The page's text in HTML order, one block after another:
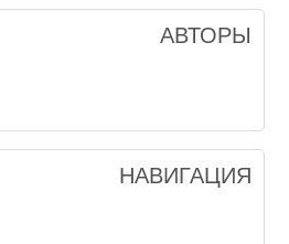
АВТОРЫ
НАВИГАЦИЯ